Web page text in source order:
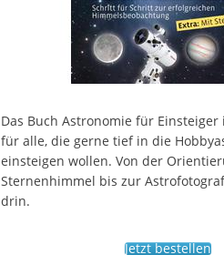
Das Buch Astronomie für Einsteiger
für alle, die gerne tief in die
einsteigen wollen. Von der
Sternenhimmel bis zur
drin.
Jetzt bestellen